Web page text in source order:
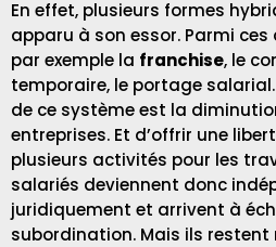
En effet, plusieurs formes
apparu à son essor. Parmi
par exemple la franchise, le
temporaire, le portage
de ce système est la
entreprises. Et d’offrir une
plusieurs activités pour les
salariés deviennent donc
juridiquement et arrivent à
subordination. Mais ils